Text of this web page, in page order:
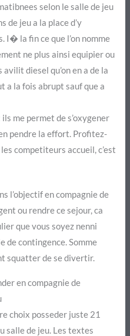
selon le salle de jeu
de jeu a la place d’y
I� la fin ce que l’on nomme
ne plus ainsi equipier ou
diesel qu’on en a de la
a la fois abrupt sauf que a
me permet de s’oxygener
pendre la effort. Profitez-
competiteurs accueil, c’est
l’objectif en compagnie de
ou rendre ce sejour, ca
que vous soyez nenni
de contingence. Somme
squatter de se divertir.
en compagnie de
choix posseder juste 21
salle de jeu. Les textes